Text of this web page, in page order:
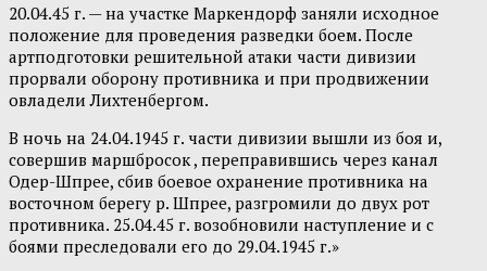
20.04.45 г. — на участке Маркендорф заняли исходное
положение для проведения разведки боем. После
артподготовки решительной атаки части дивизии
прорвали оборону противника и при продвижении
овладели Лихтенбергом.
В ночь на 24.04.1945 г. части дивизии вышли из боя и,
совершив маршбросок , переправившись через канал
Одер-Шпрее, сбив боевое охранение противника на
восточном берегу р. Шпрее, разгромили до двух рот
противника. 25.04.45 г. возобновили наступление и с
боями преследовали его до 29.04.1945 г.»